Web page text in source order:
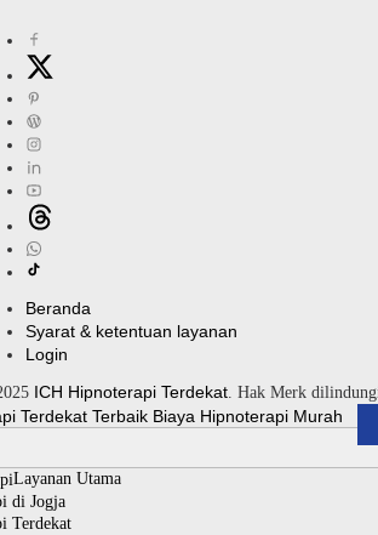
Beranda
Syarat & ketentuan layanan
Login
ICH Hipnoterapi Terdekat . Hak Merk
Layanan Utama
di Jogja
Terdekat